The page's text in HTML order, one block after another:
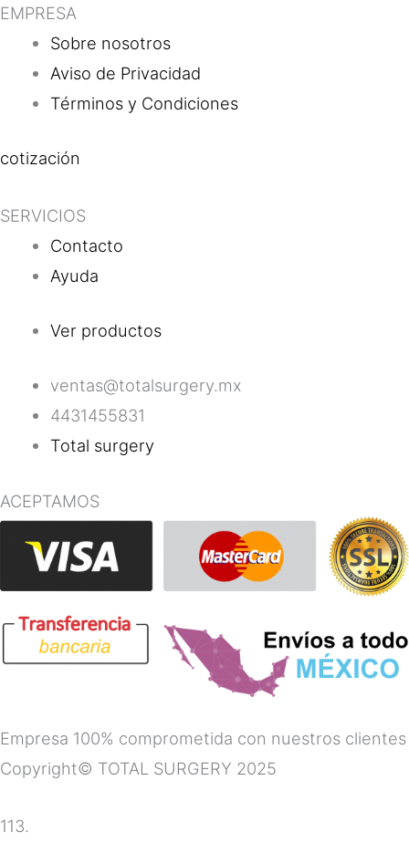
EMPRESA
Sobre nosotros
Aviso de Privacidad
Términos y Condiciones
cotización
SERVICIOS
Contacto
Ayuda
Ver productos
ventas@totalsurgery.mx
4431455831
Total surgery
ACEPTAMOS
Empresa 100% comprometida con nuestros clientes
Copyright© TOTAL SURGERY 2025
113.